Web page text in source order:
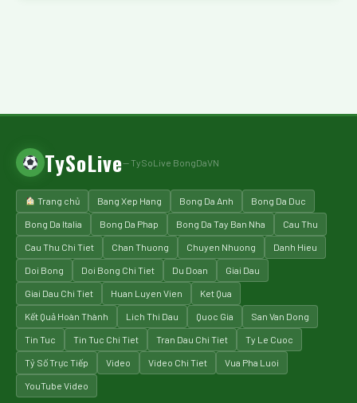
TySoLive— TySoLive BongDaVN
Trang chủ Bang Xep Hang Bong Da Anh Bong Da Duc
Bong Da Italia Bong Da Phap Bong Da Tay Ban Nha Cau Thu
Cau Thu Chi Tiet Chan Thuong Chuyen Nhuong Danh Hieu
Doi Bong Doi Bong Chi Tiet Du Doan Giai Dau
Giai Dau Chi Tiet Huan Luyen Vien Ket Qua
Kết Quả Hoàn Thành Lich Thi Dau Quoc Gia San Van Dong
Tin Tuc Tin Tuc Chi Tiet Tran Dau Chi Tiet Ty Le Cuoc
Tỷ Số Trực Tiếp Video Video Chi Tiet Vua Pha Luoi
YouTube Video